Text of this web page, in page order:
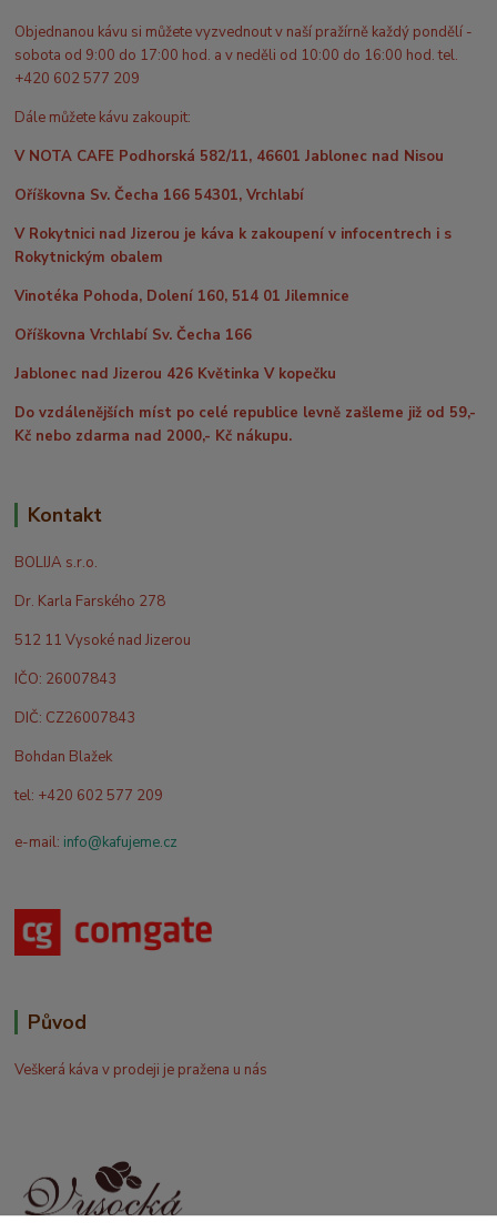
Objednanou kávu si můžete vyzvednout v naší pražírně každý pondělí -
sobota od 9:00 do 17:00 hod. a v neděli od 10:00 do 16:00 hod. tel.
+420 602 577 209
Dále můžete kávu zakoupit:
V NOTA CAFE Podhorská 582/11, 46601 Jablonec nad Nisou
Oříškovna Sv. Čecha 166 54301, Vrchlabí
V Rokytnici nad Jizerou je káva k zakoupení v infocentrech i s
Rokytnickým obalem
Vinotéka Pohoda, Dolení 160, 514 01 Jilemnice
Oříškovna Vrchlabí Sv. Čecha 166
Jablonec nad Jizerou 426 Květinka V kopečku
Do vzdálenějších míst po celé republice levně zašleme již od 59,-
Kč nebo zdarma nad 2000,- Kč nákupu.
Kontakt
BOLIJA s.r.o.
Dr. Karla Farského 278
512 11 Vysoké nad Jizerou
IČO: 26007843
DIČ: CZ26007843
Bohdan Blažek
tel: +420 602 577 209
e-mail: info@kafujeme.cz
Původ
Veškerá káva v prodeji je pražena u nás